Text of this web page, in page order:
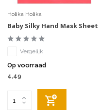
Holika Holika
Baby Silky Hand Mask Sheet
Vergelijk
Op voorraad
4,49